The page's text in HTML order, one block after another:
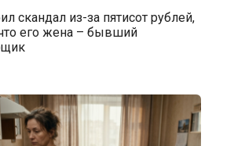
скандал из-за пятисот рублей,
его жена – бывший